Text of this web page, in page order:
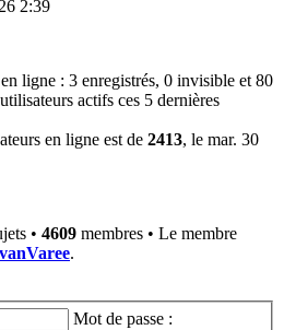
2:39
ligne : 3 enregistrés, 0 invisible et 80
actifs ces 5 dernières
en ligne est de 2413, le mar. 30
• 4609 membres • Le membre
.
Mot de passe :